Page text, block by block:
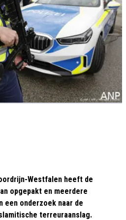
Westfalen heeft de
opgepakt en meerdere
een onderzoek naar de
terreuraanslag.